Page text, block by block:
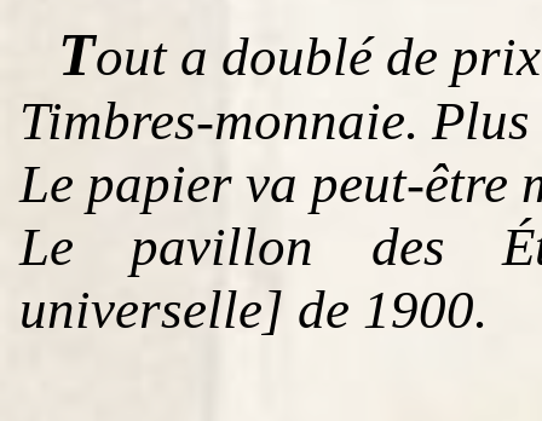
Tout a doublé de
Timbres-monnaie.
Le papier va peut-être
Le pavillon des
universelle] de 1900.